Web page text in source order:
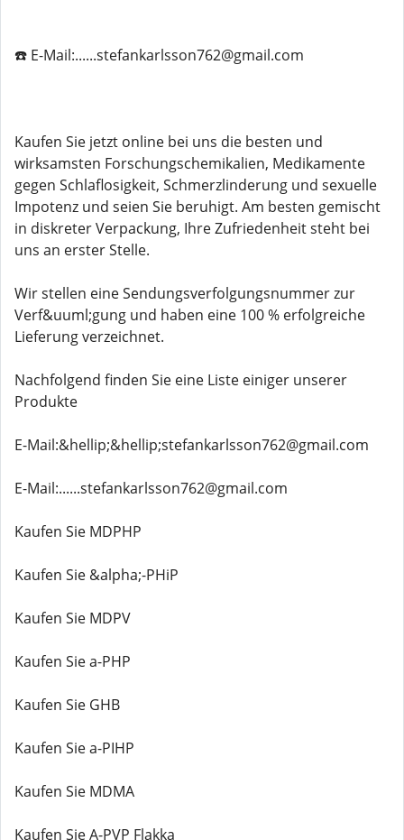
☎️ E-Mail:......stefankarlsson762@gmail.com
Kaufen Sie jetzt online bei uns die besten und
wirksamsten Forschungschemikalien, Medikamente
gegen Schlaflosigkeit, Schmerzlinderung und sexuelle
Impotenz und seien Sie beruhigt. Am besten gemischt
in diskreter Verpackung, Ihre Zufriedenheit steht bei
uns an erster Stelle.
Wir stellen eine Sendungsverfolgungsnummer zur
Verf&uuml;gung und haben eine 100 % erfolgreiche
Lieferung verzeichnet.
Nachfolgend finden Sie eine Liste einiger unserer
Produkte
E-Mail:&hellip;&hellip;stefankarlsson762@gmail.com
E-Mail:......stefankarlsson762@gmail.com
Kaufen Sie MDPHP
Kaufen Sie &alpha;-PHiP
Kaufen Sie MDPV
Kaufen Sie a-PHP
Kaufen Sie GHB
Kaufen Sie a-PIHP
Kaufen Sie MDMA
Kaufen Sie A-PVP Flakka